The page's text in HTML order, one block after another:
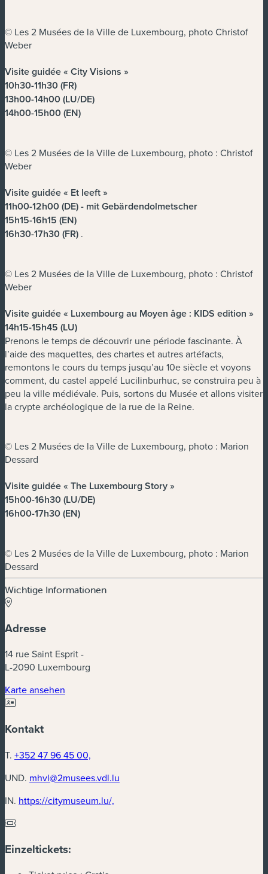
© Les 2 Musées de la Ville de Luxembourg, photo Christof
Weber
Visite guidée « City Visions »
10h30-11h30 (FR)
13h00-14h00 (LU/DE)
14h00-15h00 (EN)
© Les 2 Musées de la Ville de Luxembourg, photo : Christof
Weber
Visite guidée « Et leeft »
11h00-12h00 (DE) - mit Gebärdendolmetscher
15h15-16h15 (EN)
16h30-17h30 (FR) .
© Les 2 Musées de la Ville de Luxembourg, photo : Christof
Weber
Visite guidée « Luxembourg au Moyen âge : KIDS edition »
14h15-15h45 (LU)
Prenons le temps de découvrir une période fascinante. À
l’aide des maquettes, des chartes et autres artéfacts,
remontons le cours du temps jusqu’au 10e siècle et voyons
comment, du castel appelé Lucilinburhuc, se construira peu à
peu la ville médiévale. Puis, sortons du Musée et allons visiter
la crypte archéologique de la rue de la Reine.
© Les 2 Musées de la Ville de Luxembourg, photo : Marion
Dessard
Visite guidée « The Luxembourg Story »
15h00-16h30 (LU/DE)
16h00-17h30 (EN)
© Les 2 Musées de la Ville de Luxembourg, photo : Marion
Dessard
Wichtige Informationen
Adresse
14 rue Saint Esprit -
L-2090 Luxembourg
Karte ansehen
Kontakt
T. +352 47 96 45 00,
UND. mhvl@2musees.vdl.lu
IN. https://citymuseum.lu/,
Einzeltickets: